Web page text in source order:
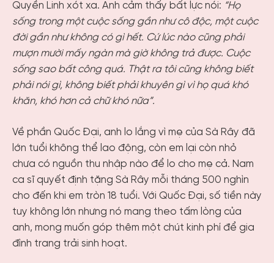
Quyền Linh xót xa. Anh cảm thấy bất lực nói: “Họ
sống trong một cuộc sống gần như cô độc, một cuộc
đời gần như không có gì hết. Cứ lúc nào cũng phải
mượn mười mấy ngàn mà giờ không trả được. Cuộc
sống sao bất công quá. Thật ra tôi cũng không biết
phải nói gì, không biết phải khuyên gì vì họ quá khó
khăn, khó hơn cả chữ khó nữa”.
Về phần Quốc Đại, anh lo lắng vì mẹ của Sà Rây đã
lớn tuổi không thể lao động, còn em lại còn nhỏ
chưa có nguồn thu nhập nào để lo cho mẹ cả. Nam
ca sĩ quyết định tặng Sà Rây mỗi tháng 500 nghìn
cho đến khi em tròn 18 tuổi. Với Quốc Đại, số tiền này
tuy không lớn nhưng nó mang theo tấm lòng của
anh, mong muốn góp thêm một chút kinh phí để gia
đình trang trải sinh hoạt.